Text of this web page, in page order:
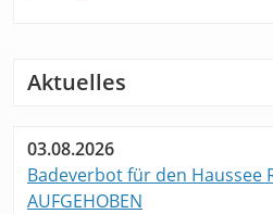
Aktuelles
03.08.2026
Badeverbot für den Haussee
AUFGEHOBEN